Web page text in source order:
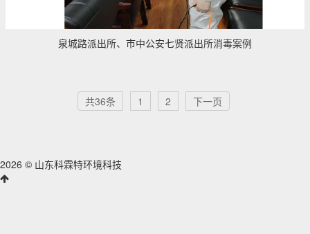
泉城路派出所、市中公安七贤派出所消毒案例
共36条 1 2 下一页
2026 © 山东科霖特环境科技